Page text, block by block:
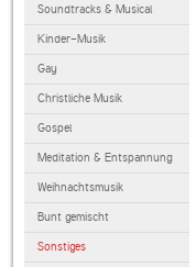
Soundtracks & Musical
Kinder-Musik
Gay
Christliche Musik
Gospel
Meditation & Entspannung
Weihnachtsmusik
Bunt gemischt
Sonstiges